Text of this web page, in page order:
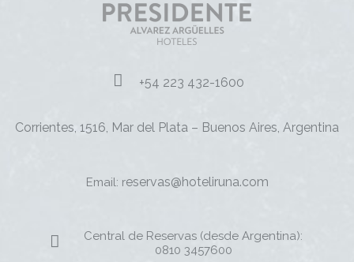
+54 223 432-1600
Corrientes, 1516, Mar del Plata – Buenos Aires, Argentina
Email: reservas@hoteliruna.com
Central de Reservas (desde Argentina):
0810 3457600